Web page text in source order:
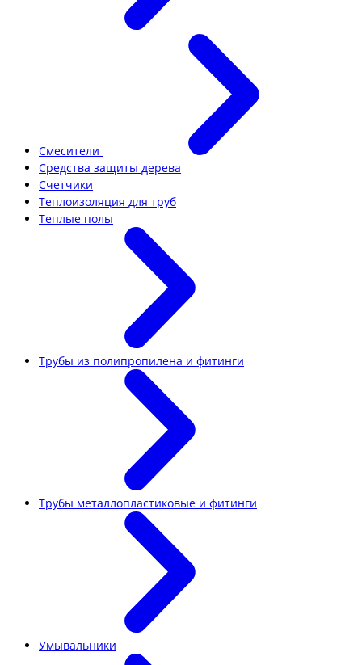
Смесители
Средства защиты дерева
Счетчики
Теплоизоляция для труб
Теплые полы
Трубы из полипропилена и фитинги
Трубы металлопластиковые и фитинги
Умывальники